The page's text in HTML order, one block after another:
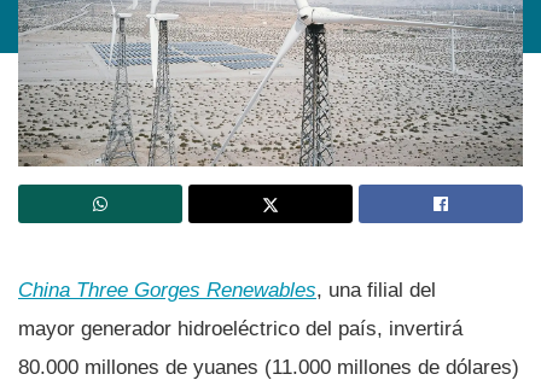
China Three Gorges Renewables, una filial del
mayor generador hidroeléctrico del país, invertirá
80.000 millones de yuanes (11.000 millones de dólares)